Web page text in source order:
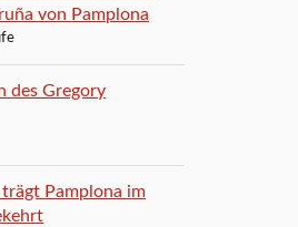
von Pamplona
des Gregory
Pamplona im